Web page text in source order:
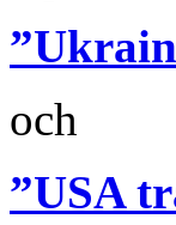
och
”USA